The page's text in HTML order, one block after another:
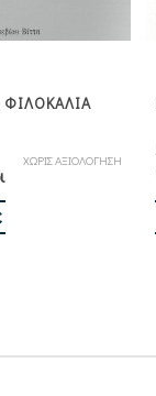
ΦΙΛΟΚΑΛΙΑ
ΧΩΡΙΣ ΑΞΙΟΛΟΓΗΣΗ